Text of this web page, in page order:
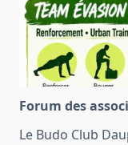
Forum des
Le Budo Club